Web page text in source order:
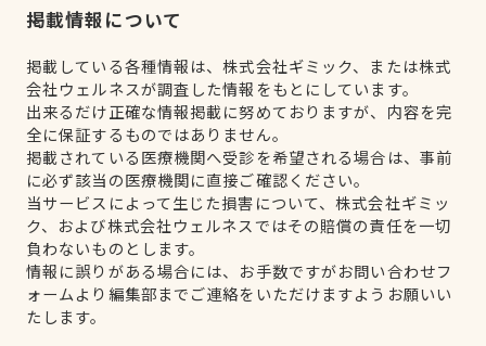
掲載情報について
掲載している各種情報は、株式会社ギミック、または株式
会社ウェルネスが調査した情報をもとにしています。
出来るだけ正確な情報掲載に努めておりますが、内容を完
全に保証するものではありません。
掲載されている医療機関へ受診を希望される場合は、事前
に必ず該当の医療機関に直接ご確認ください。
当サービスによって生じた損害について、株式会社ギミッ
ク、および株式会社ウェルネスではその賠償の責任を一切
負わないものとします。
情報に誤りがある場合には、お手数ですがお問い合わせフ
ォームより編集部までご連絡をいただけますようお願いい
たします。